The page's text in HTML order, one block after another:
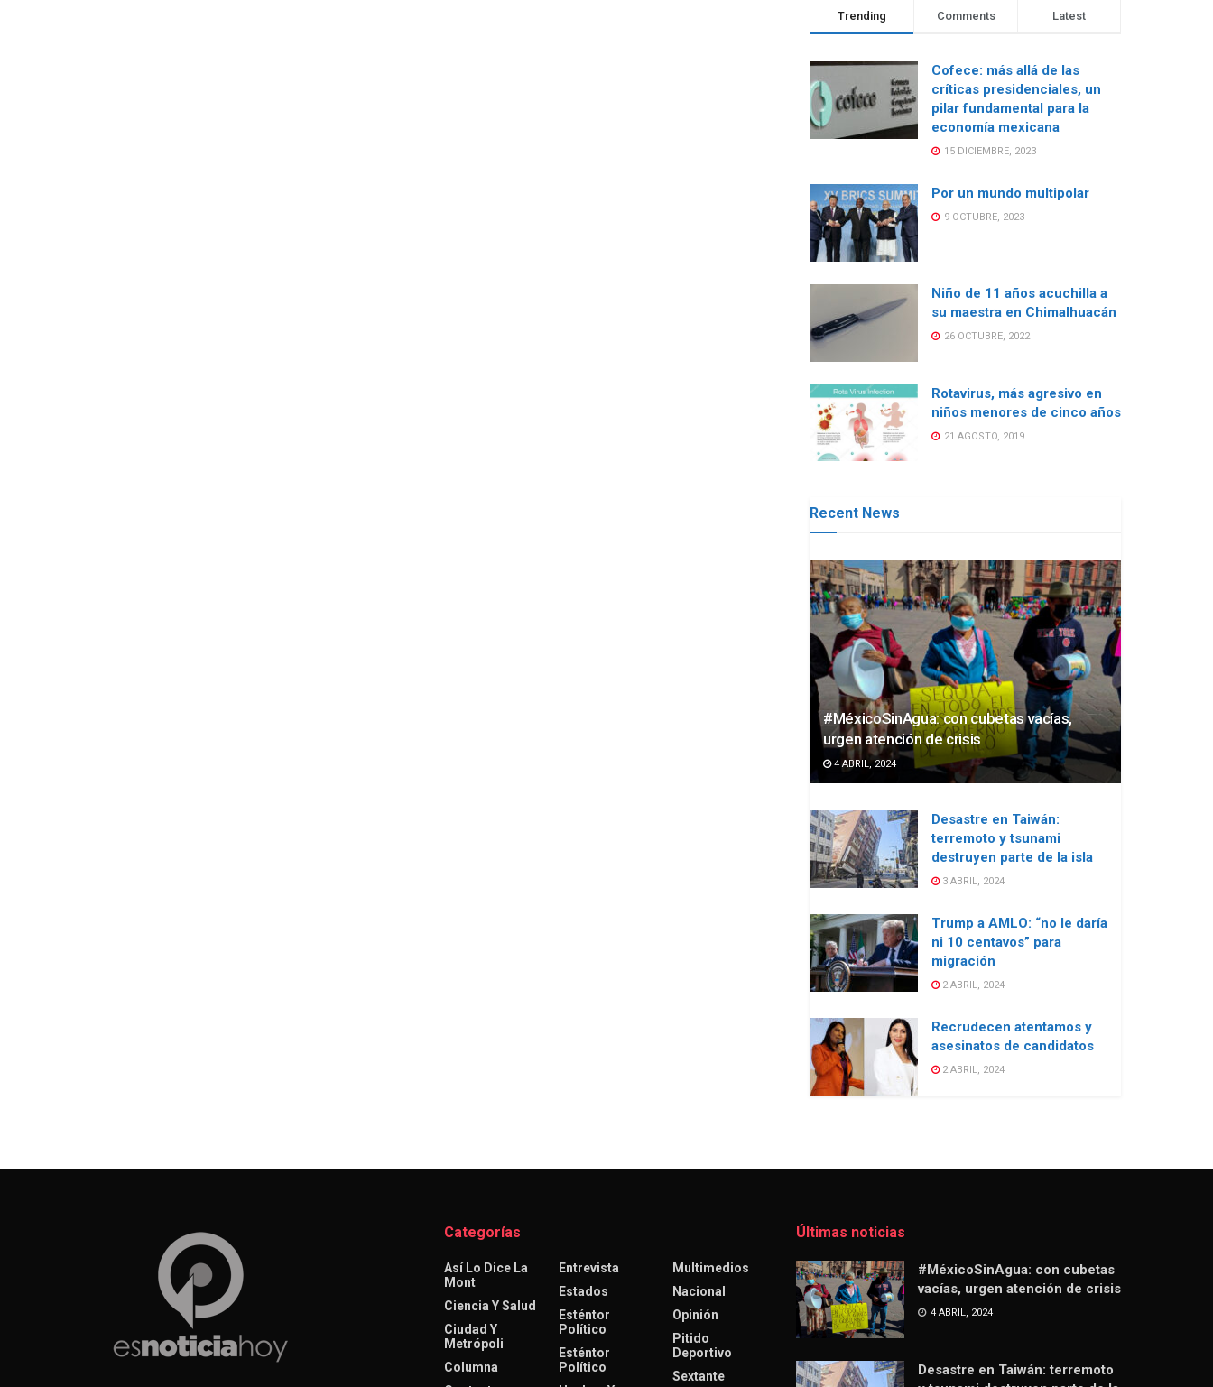
Trending Comments Latest
Cofece: más allá de las
críticas presidenciales, un
pilar fundamental para la
economía mexicana
15 DICIEMBRE, 2023
Por un mundo multipolar
9 OCTUBRE, 2023
Niño de 11 años acuchilla a
su maestra en Chimalhuacán
26 OCTUBRE, 2022
Rotavirus, más agresivo en
niños menores de cinco años
21 AGOSTO, 2019
Recent News
#MéxicoSinAgua: con cubetas vacías,
urgen atención de crisis
4 ABRIL, 2024
Desastre en Taiwán:
terremoto y tsunami
destruyen parte de la isla
3 ABRIL, 2024
Trump a AMLO: “no le daría
ni 10 centavos” para
migración
2 ABRIL, 2024
Recrudecen atentamos y
asesinatos de candidatos
2 ABRIL, 2024
Categorías
Así Lo Dice La
Mont
Ciencia Y Salud
Ciudad Y
Metrópoli
Columna
Entrevista
Estados
Esténtor
Político
Esténtor
Político
Multimedios
Nacional
Opinión
Pitido
Deportivo
Sextante
Últimas noticias
#MéxicoSinAgua: con cubetas
vacías, urgen atención de crisis
4 ABRIL, 2024
Desastre en Taiwán: terremoto